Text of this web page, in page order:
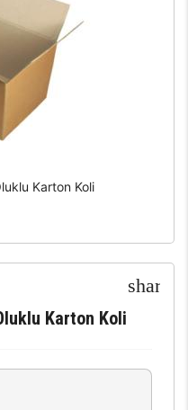
Karton Koli
Karton Koli